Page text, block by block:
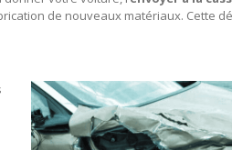
de nouveaux matériaux. Cette